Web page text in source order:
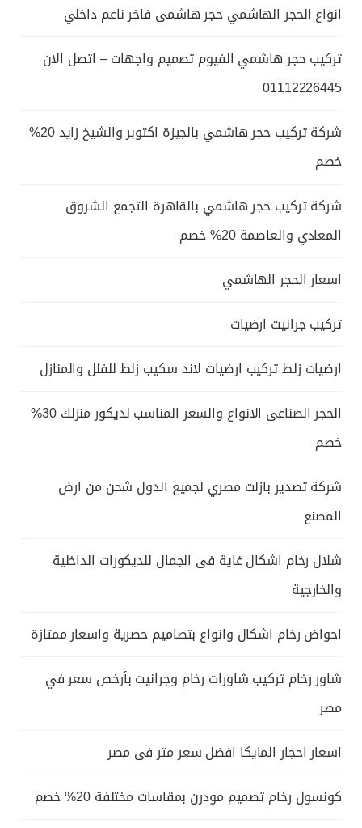
انواع الحجر الهاشمي حجر هاشمى فاخر ناعم داخلي
تركيب حجر هاشمي الفيوم تصميم واجهات – اتصل الان
01112226445
شركة تركيب حجر هاشمي بالجيزة اكتوبر والشيخ زايد 20%
خصم
شركة تركيب حجر هاشمي بالقاهرة التجمع الشروق
المعادي والعاصمة 20% خصم
اسعار الحجر الهاشمي
تركيب جرانيت ارضيات
ارضيات زلط تركيب ارضيات لاند سكيب زلط للفلل والمنازل
الحجر الصناعى الانواع والسعر المناسب لديكور منزلك 30%
خصم
شركة تصدير بازلت مصري لجميع الدول شحن من ارض
المصنع
شلال رخام اشكال غاية فى الجمال للديكورات الداخلية
والخارجية
احواض رخام اشكال وانواع بتصاميم حصرية واسعار ممتازة
شاور رخام تركيب شاورات رخام وجرانيت بأرخص سعر في
مصر
اسعار احجار المايكا افضل سعر متر فى مصر
كونسول رخام تصميم مودرن بمقاسات مختلفة 20% خصم